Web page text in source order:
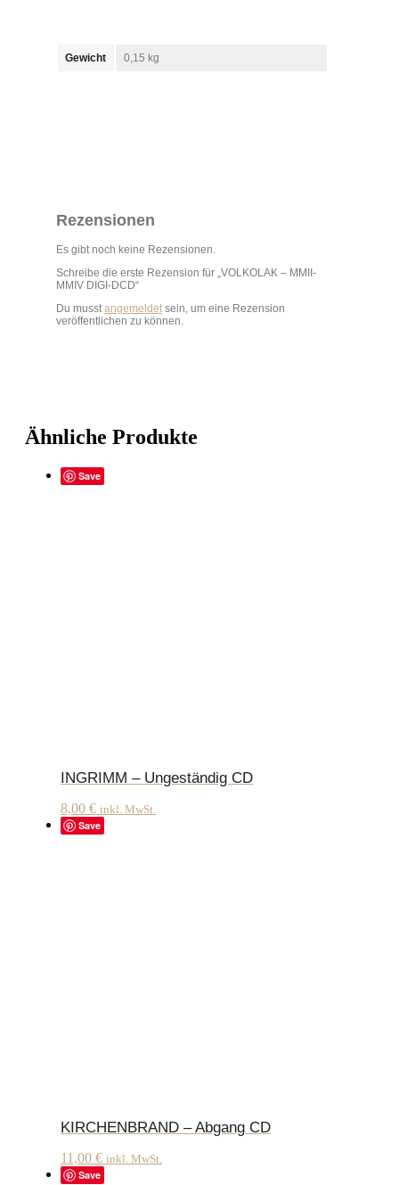
Gewicht 0,15 kg
Rezensionen
Es gibt noch keine Rezensionen.
Schreibe die erste Rezension für „VOLKOLAK – MMII-
MMIV DIGI-DCD“
Du musstangemeldetsein, um eine Rezension
veröffentlichen zu können.
Ähnliche Produkte
Save
INGRIMM – Ungeständig CD
8,00 € inkl. MwSt.
Save
KIRCHENBRAND – Abgang CD
11,00 € inkl. MwSt.
Save